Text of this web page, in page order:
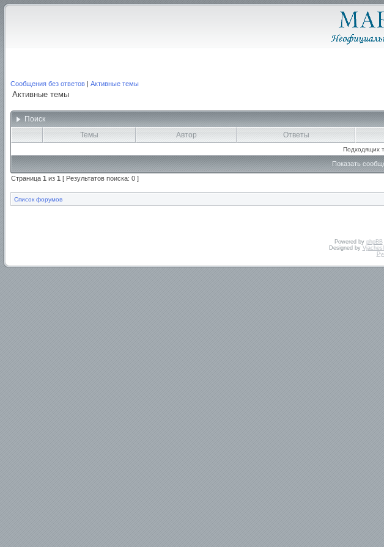
Сообщения без ответов | Активные темы
Активные темы
Поиск
Темы
Автор Ответы
Подходящих
Показать
Страница 1 из 1 [ Результатов поиска: 0 ]
Список форумов
Powered by phpBB
Designed by